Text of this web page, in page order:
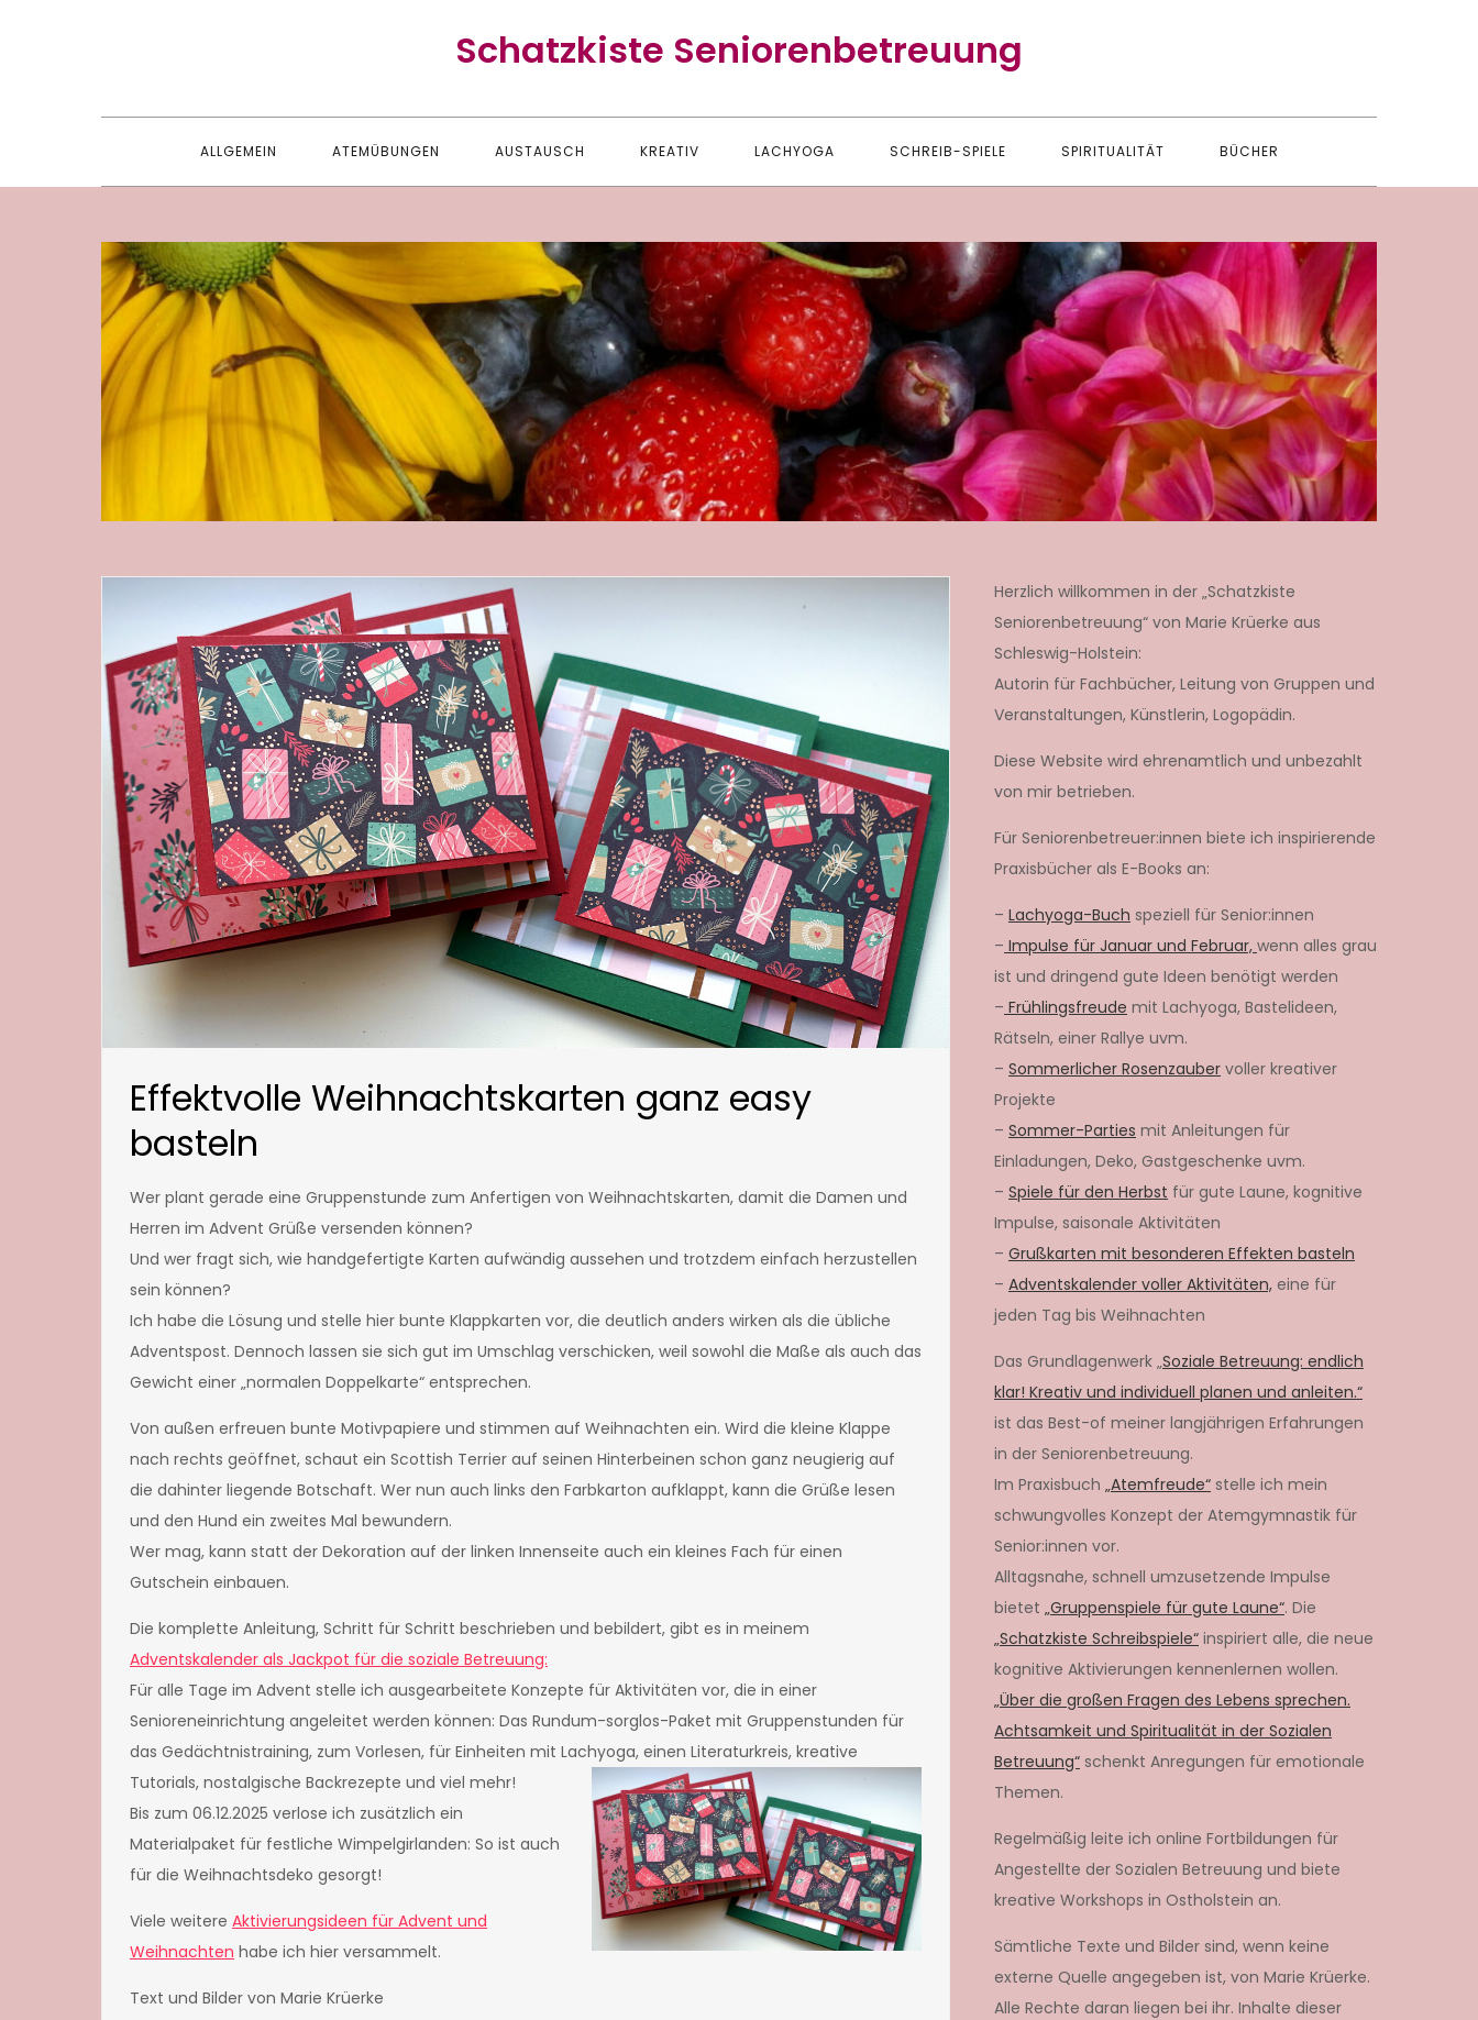
Schatzkiste Seniorenbetreuung
ALLGEMEIN ATEMÜBUNGEN AUSTAUSCH KREATIV LACHYOGA SCHREIB-SPIELE SPIRITUALITÄT BÜCHER
Effektvolle Weihnachtskarten ganz easy
basteln
Wer plant gerade eine Gruppenstunde zum Anfertigen von Weihnachtskarten, damit die Damen und
Herren im Advent Grüße versenden können?
Und wer fragt sich, wie handgefertigte Karten aufwändig aussehen und trotzdem einfach herzustellen
sein können?
Ich habe die Lösung und stelle hier bunte Klappkarten vor, die deutlich anders wirken als die übliche
Adventspost. Dennoch lassen sie sich gut im Umschlag verschicken, weil sowohl die Maße als auch das
Gewicht einer „normalen Doppelkarte“ entsprechen.
Von außen erfreuen bunte Motivpapiere und stimmen auf Weihnachten ein. Wird die kleine Klappe
nach rechts geöffnet, schaut ein Scottish Terrier auf seinen Hinterbeinen schon ganz neugierig auf
die dahinter liegende Botschaft. Wer nun auch links den Farbkarton aufklappt, kann die Grüße lesen
und den Hund ein zweites Mal bewundern.
Wer mag, kann statt der Dekoration auf der linken Innenseite auch ein kleines Fach für einen
Gutschein einbauen.
Die komplette Anleitung, Schritt für Schritt beschrieben und bebildert, gibt es in meinem
Adventskalender als Jackpot für die soziale Betreuung:
Für alle Tage im Advent stelle ich ausgearbeitete Konzepte für Aktivitäten vor, die in einer
Senioreneinrichtung angeleitet werden können: Das Rundum-sorglos-Paket mit Gruppenstunden für
das Gedächtnistraining, zum Vorlesen, für Einheiten mit Lachyoga, einen Literaturkreis, kreative
Tutorials, nostalgische Backrezepte und viel mehr!
Bis zum 06.12.2025 verlose ich zusätzlich ein
Materialpaket für festliche Wimpelgirlanden: So ist auch
für die Weihnachtsdeko gesorgt!
Viele weitere Aktivierungsideen für Advent und
Weihnachten habe ich hier versammelt.
Text und Bilder von Marie Krüerke
Herzlich willkommen in der „Schatzkiste
Seniorenbetreuung“ von Marie Krüerke aus
Schleswig-Holstein:
Autorin für Fachbücher, Leitung von Gruppen und
Veranstaltungen, Künstlerin, Logopädin.
Diese Website wird ehrenamtlich und unbezahlt
von mir betrieben.
Für Seniorenbetreuer:innen biete ich inspirierende
Praxisbücher als E-Books an:
– Lachyoga-Buch speziell für Senior:innen
– Impulse für Januar und Februar, wenn alles grau
ist und dringend gute Ideen benötigt werden
– Frühlingsfreude mit Lachyoga, Bastelideen,
Rätseln, einer Rallye uvm.
– Sommerlicher Rosenzauber voller kreativer
Projekte
– Sommer-Parties mit Anleitungen für
Einladungen, Deko, Gastgeschenke uvm.
– Spiele für den Herbst für gute Laune, kognitive
Impulse, saisonale Aktivitäten
– Grußkarten mit besonderen Effekten basteln
– Adventskalender voller Aktivitäten, eine für
jeden Tag bis Weihnachten
Das Grundlagenwerk „Soziale Betreuung: endlich
klar! Kreativ und individuell planen und anleiten.“
ist das Best-of meiner langjährigen Erfahrungen
in der Seniorenbetreuung.
Im Praxisbuch „Atemfreude“ stelle ich mein
schwungvolles Konzept der Atemgymnastik für
Senior:innen vor.
Alltagsnahe, schnell umzusetzende Impulse
bietet „Gruppenspiele für gute Laune“. Die
„Schatzkiste Schreibspiele“ inspiriert alle, die neue
kognitive Aktivierungen kennenlernen wollen.
„Über die großen Fragen des Lebens sprechen.
Achtsamkeit und Spiritualität in der Sozialen
Betreuung“ schenkt Anregungen für emotionale
Themen.
Regelmäßig leite ich online Fortbildungen für
Angestellte der Sozialen Betreuung und biete
kreative Workshops in Ostholstein an.
Sämtliche Texte und Bilder sind, wenn keine
externe Quelle angegeben ist, von Marie Krüerke.
Alle Rechte daran liegen bei ihr. Inhalte dieser